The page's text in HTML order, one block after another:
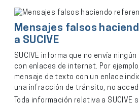
Mensajes falsos
a SUCIVE
SUCIVE informa que no envía
con enlaces de internet. Por
mensaje de texto con un enlace
una infracción de tránsito, no
Toda información relativa a SUCIVE